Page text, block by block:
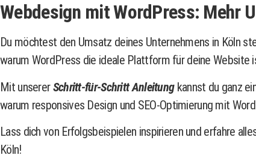
Webdesign mit WordPress: Mehr
Du möchtest den Umsatz deines Unternehmens in Köln
warum WordPress die ideale Plattform für deine Website
Mit unsererSchritt-für-Schritt Anleitungkannst du ganz
warum responsives Design und SEO-Optimierung mit
Lass dich von Erfolgsbeispielen inspirieren und erfahre
Köln!